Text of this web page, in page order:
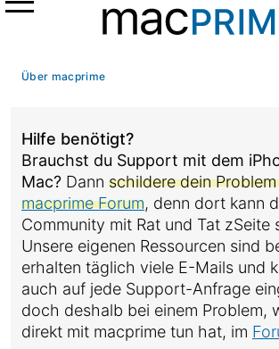
Menü
Über macprime
Hilfe benötigt?
Brauchst du Support mit dem
Mac? Dann schildere dein
macprime Forum, denn dort kann
Community mit Rat und Tat zSeite
Unsere eigenen Ressourcen sind
erhalten täglich viele E-Mails und
auch auf jede Support-Anfrage
doch deshalb bei einem Problem,
direkt mit macprime tun hat, im